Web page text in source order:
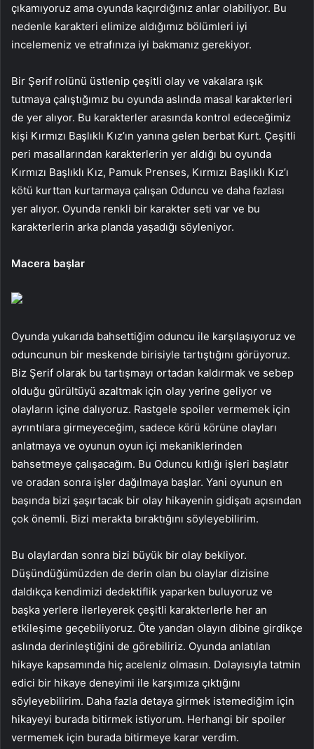
çıkamıyoruz ama oyunda kaçırdığınız anlar olabiliyor. Bu
nedenle karakteri elimize aldığımız bölümleri iyi
incelemeniz ve etrafınıza iyi bakmanız gerekiyor.
Bir Şerif rolünü üstlenip çeşitli olay ve vakalara ışık
tutmaya çalıştığımız bu oyunda aslında masal karakterleri
de yer alıyor. Bu karakterler arasında kontrol edeceğimiz
kişi Kırmızı Başlıklı Kız’ın yanına gelen berbat Kurt. Çeşitli
peri masallarından karakterlerin yer aldığı bu oyunda
Kırmızı Başlıklı Kız, Pamuk Prenses, Kırmızı Başlıklı Kız’ı
kötü kurttan kurtarmaya çalışan Oduncu ve daha fazlası
yer alıyor. Oyunda renkli bir karakter seti var ve bu
karakterlerin arka planda yaşadığı söyleniyor.
Macera başlar
Oyunda yukarıda bahsettiğim oduncu ile karşılaşıyoruz ve
oduncunun bir meskende birisiyle tartıştığını görüyoruz.
Biz Şerif olarak bu tartışmayı ortadan kaldırmak ve sebep
olduğu gürültüyü azaltmak için olay yerine geliyor ve
olayların içine dalıyoruz. Rastgele spoiler vermemek için
ayrıntılara girmeyeceğim, sadece körü körüne olayları
anlatmaya ve oyunun oyun içi mekaniklerinden
bahsetmeye çalışacağım. Bu Oduncu kıtlığı işleri başlatır
ve oradan sonra işler dağılmaya başlar. Yani oyunun en
başında bizi şaşırtacak bir olay hikayenin gidişatı açısından
çok önemli. Bizi merakta bıraktığını söyleyebilirim.
Bu olaylardan sonra bizi büyük bir olay bekliyor.
Düşündüğümüzden de derin olan bu olaylar dizisine
daldıkça kendimizi dedektiflik yaparken buluyoruz ve
başka yerlere ilerleyerek çeşitli karakterlerle her an
etkileşime geçebiliyoruz. Öte yandan olayın dibine girdikçe
aslında derinleştiğini de görebiliriz. Oyunda anlatılan
hikaye kapsamında hiç aceleniz olmasın. Dolayısıyla tatmin
edici bir hikaye deneyimi ile karşımıza çıktığını
söyleyebilirim. Daha fazla detaya girmek istemediğim için
hikayeyi burada bitirmek istiyorum. Herhangi bir spoiler
vermemek için burada bitirmeye karar verdim.